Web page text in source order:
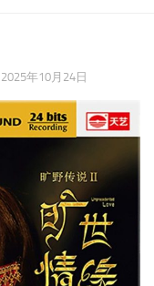
2025年10月24日